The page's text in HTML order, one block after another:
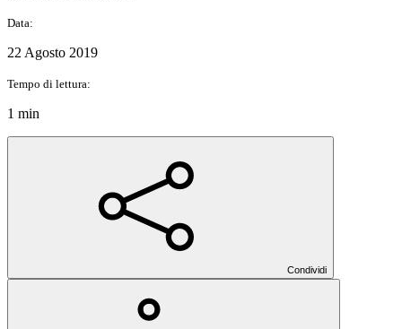
Data:
22 Agosto 2019
Tempo di lettura:
1 min
Condividi